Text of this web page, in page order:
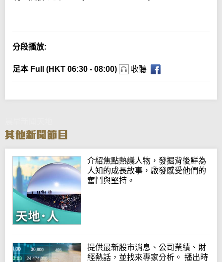
分段播放:
足本 Full (HKT 06:30 - 08:00) 收聽
介紹焦點熱議人物，發掘背後鮮為
人知的成長故事，啟發感受他們的
奮鬥與堅持。
提供最新股市消息、公司業績、財
經熱話，並找來專家分析。 播出時